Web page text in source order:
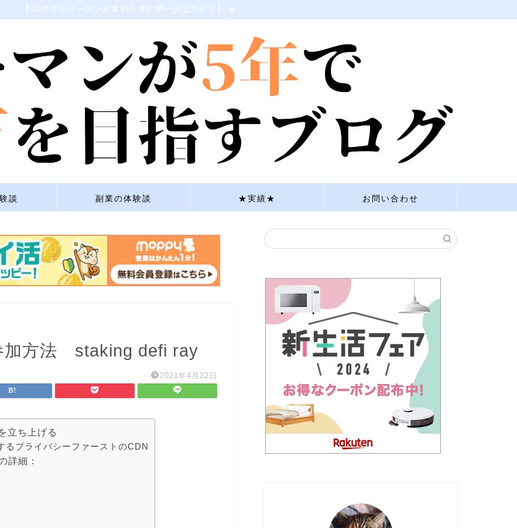
【20代サラリーマン副業初心者の第一歩はコチラ】
談 副業の体験談 ★実績★ お問い合わせ
方法 staking defi ray
2021年4月22日
立ち上げる
るプライバシーファーストのCDN
詳細：